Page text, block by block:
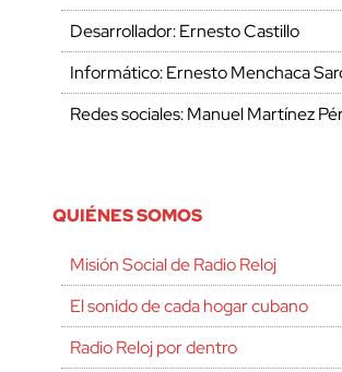
Desarrollador: Ernesto Castillo
Informático: Ernesto Menchaca
Redes sociales: Manuel Martínez
QUIÉNES SOMOS
Misión Social de Radio Reloj
El sonido de cada hogar cubano
Radio Reloj por dentro